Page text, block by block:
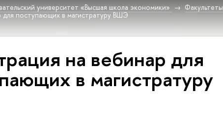
университет «Высшая школа экономики» Факультеты
для поступающих в магистратуру ВШЭ
на вебинар для
в магистратуру